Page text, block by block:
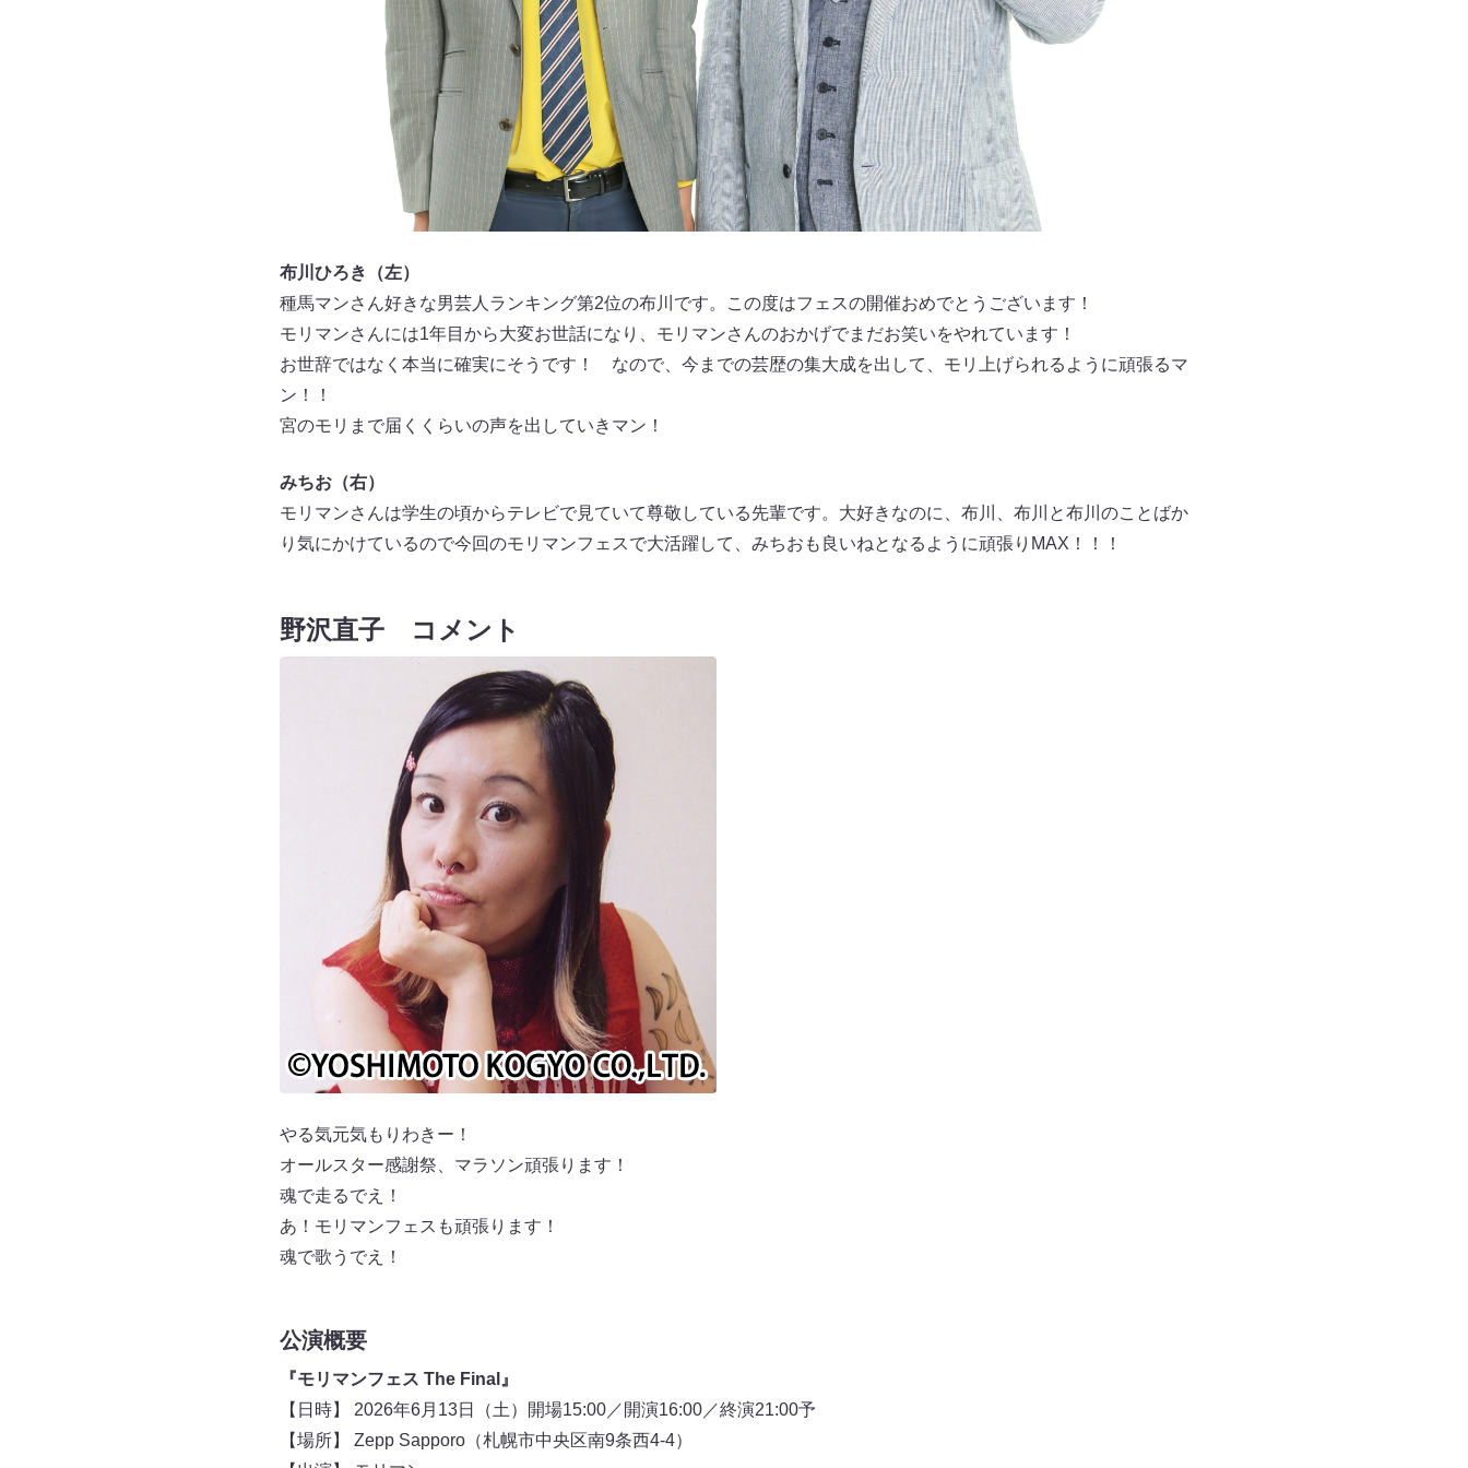
布川ひろき（左）
種馬マンさん好きな男芸人ランキング第2位の布川です。この度はフェスの開催おめでとうございます！
モリマンさんには1年目から大変お世話になり、モリマンさんのおかげでまだお笑いをやれています！
お世辞ではなく本当に確実にそうです！ なので、今までの芸歴の集大成を出して、モリ上げられるように頑張るマ
ン！！
宮のモリまで届くくらいの声を出していきマン！
みちお（右）
モリマンさんは学生の頃からテレビで見ていて尊敬している先輩です。大好きなのに、布川、布川と布川のことばか
り気にかけているので今回のモリマンフェスで大活躍して、みちおも良いねとなるように頑張りMAX！！！
野沢直子 コメント
やる気元気もりわきー！
オールスター感謝祭、マラソン頑張ります！
魂で走るでえ！
あ！モリマンフェスも頑張ります！
魂で歌うでえ！
公演概要
『モリマンフェス The Final』
【日時】 2026年6月13日（土）開場15:00／開演16:00／終演21:00予
【場所】 Zepp Sapporo（札幌市中央区南9条西4-4）